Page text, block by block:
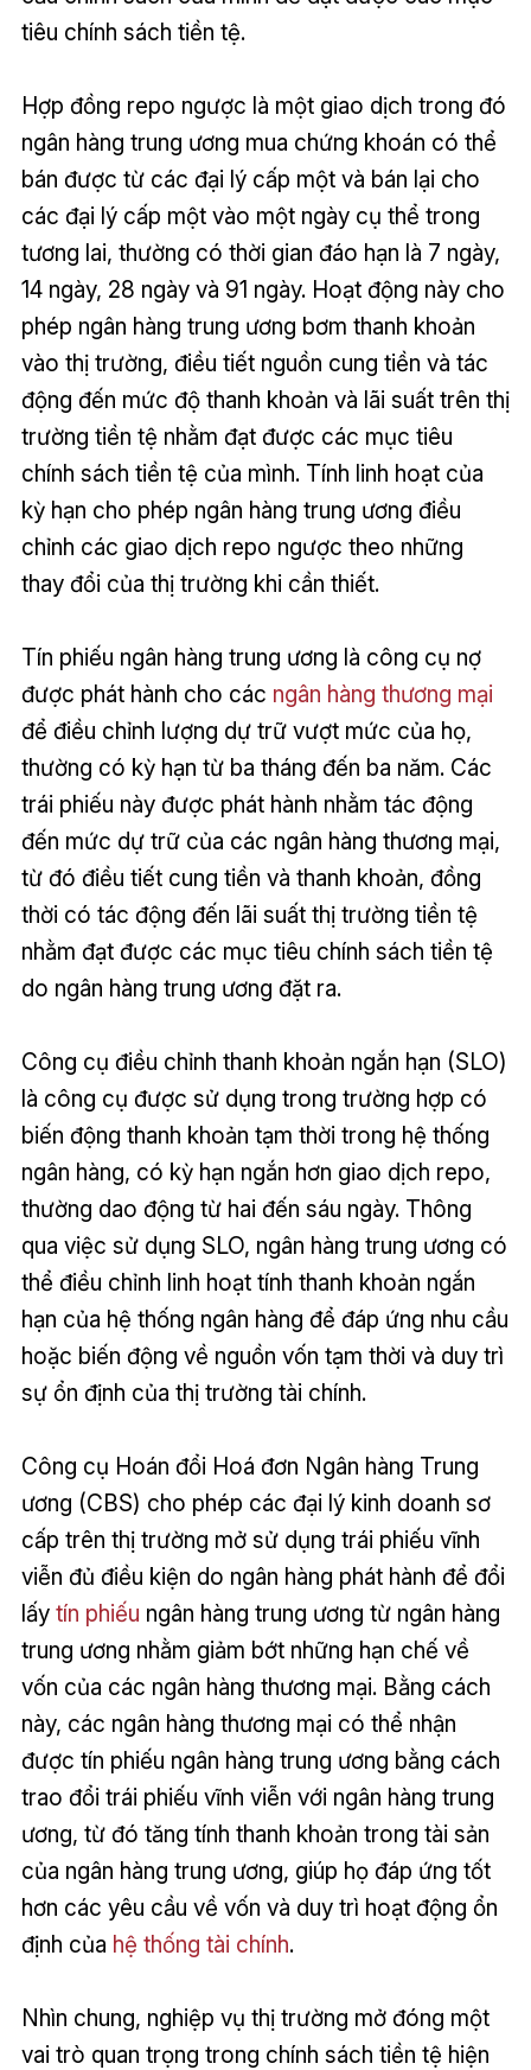
tiêu chính sách tiền tệ.
Hợp đồng repo ngược là một giao dịch trong đó
ngân hàng trung ương mua chứng khoán có thể
bán được từ các đại lý cấp một và bán lại cho
các đại lý cấp một vào một ngày cụ thể trong
tương lai, thường có thời gian đáo hạn là 7 ngày,
14 ngày, 28 ngày và 91 ngày. Hoạt động này cho
phép ngân hàng trung ương bơm thanh khoản
vào thị trường, điều tiết nguồn cung tiền và tác
động đến mức độ thanh khoản và lãi suất trên thị
trường tiền tệ nhằm đạt được các mục tiêu
chính sách tiền tệ của mình. Tính linh hoạt của
kỳ hạn cho phép ngân hàng trung ương điều
chỉnh các giao dịch repo ngược theo những
thay đổi của thị trường khi cần thiết.
Tín phiếu ngân hàng trung ương là công cụ nợ
được phát hành cho các ngân hàng thương mại
để điều chỉnh lượng dự trữ vượt mức của họ,
thường có kỳ hạn từ ba tháng đến ba năm. Các
trái phiếu này được phát hành nhằm tác động
đến mức dự trữ của các ngân hàng thương mại,
từ đó điều tiết cung tiền và thanh khoản, đồng
thời có tác động đến lãi suất thị trường tiền tệ
nhằm đạt được các mục tiêu chính sách tiền tệ
do ngân hàng trung ương đặt ra.
Công cụ điều chỉnh thanh khoản ngắn hạn (SLO)
là công cụ được sử dụng trong trường hợp có
biến động thanh khoản tạm thời trong hệ thống
ngân hàng, có kỳ hạn ngắn hơn giao dịch repo,
thường dao động từ hai đến sáu ngày. Thông
qua việc sử dụng SLO, ngân hàng trung ương có
thể điều chỉnh linh hoạt tính thanh khoản ngắn
hạn của hệ thống ngân hàng để đáp ứng nhu cầu
hoặc biến động về nguồn vốn tạm thời và duy trì
sự ổn định của thị trường tài chính.
Công cụ Hoán đổi Hoá đơn Ngân hàng Trung
ương (CBS) cho phép các đại lý kinh doanh sơ
cấp trên thị trường mở sử dụng trái phiếu vĩnh
viễn đủ điều kiện do ngân hàng phát hành để đổi
lấy tín phiếu ngân hàng trung ương từ ngân hàng
trung ương nhằm giảm bớt những hạn chế về
vốn của các ngân hàng thương mại. Bằng cách
này, các ngân hàng thương mại có thể nhận
được tín phiếu ngân hàng trung ương bằng cách
trao đổi trái phiếu vĩnh viễn với ngân hàng trung
ương, từ đó tăng tính thanh khoản trong tài sản
của ngân hàng trung ương, giúp họ đáp ứng tốt
hơn các yêu cầu về vốn và duy trì hoạt động ổn
định của hệ thống tài chính.
Nhìn chung, nghiệp vụ thị trường mở đóng một
vai trò quan trọng trong chính sách tiền tệ hiện